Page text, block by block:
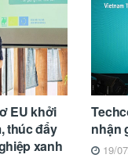
EU khởi
thúc đẩy
xanh
nhận
19/